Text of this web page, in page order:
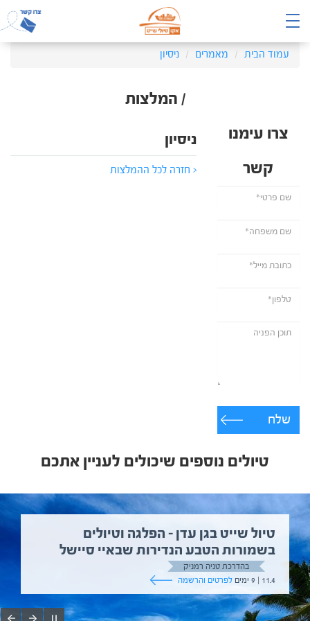
עמוד הבית מאמרים ניסיון
/ המלצות
צרו עימנו
קשר
שלח
ניסיון
< חזרה לכל ההמלצות
טיולים נוספים שיכולים לעניין אתכם
טיול שייט בגן עדן – הפלגה וטיולים
בשמורות הטבע הנדירות שבאיי סיישל
בהדרכת טניה רמניק
11.4 | 9 ימים
לפרטים והרשמה